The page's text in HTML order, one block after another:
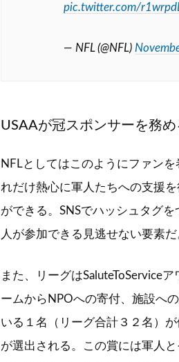
pic.twitter.com/
— NFL (@NFL)
USAAが冠スポンサーを務
NFLとしてはこのようにファン
れだけ熱心に軍人たちへの支援
ができる。SNSでハッシュタグ
人が参加できる見逃せない要素だ
また、リーグはSaluteToService
ームからNPOへの寄付、施設へ
いる１名（リーグ合計３２名）
が選出される。この賞には軍人